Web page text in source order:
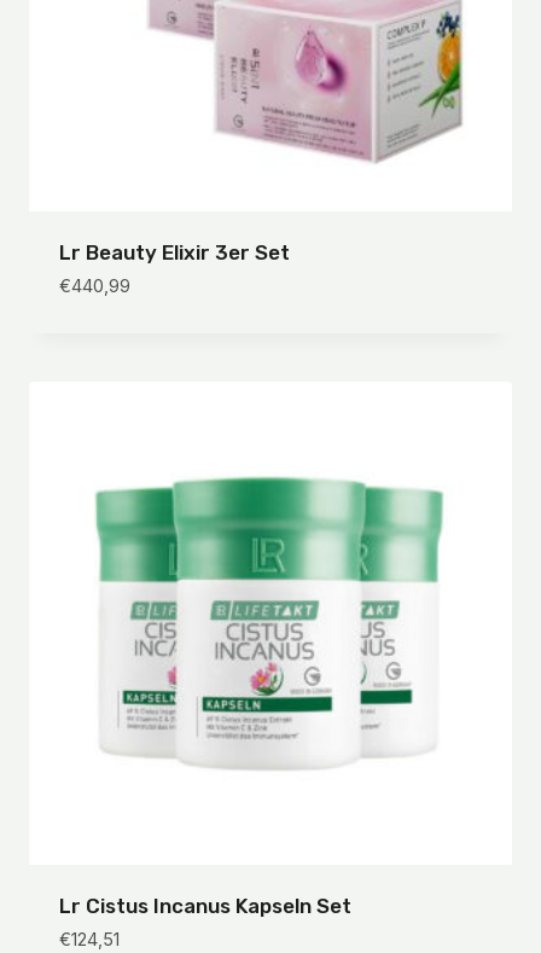
Lr Beauty Elixir 3er Set
€440,99
Lr Cistus Incanus Kapseln Set
€124,51